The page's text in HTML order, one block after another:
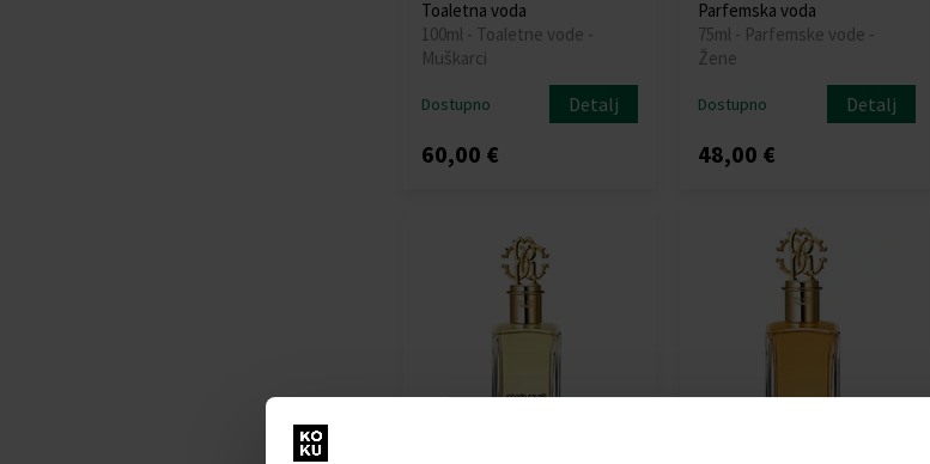
Toaletna voda
100ml - Toaletne vode -
Muškarci
Dostupno Detalj
60,00 €
Parfemska voda
75ml - Parfemske vode -
Žene
Dostupno Detalj
48,00 €